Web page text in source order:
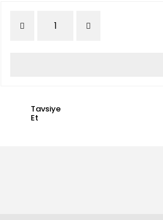
Tavsiye
Et